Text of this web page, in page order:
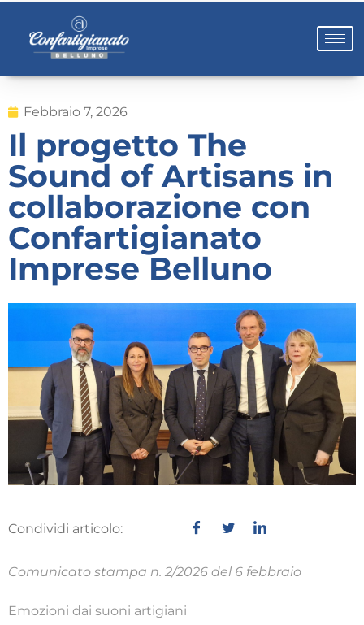
Febbraio 7, 2026
Il progetto The
Sound of Artisans in
collaborazione con
Confartigianato
Imprese Belluno
Condividi articolo:
Comunicato stampa n. 2/2026 del 6 febbraio
Emozioni dai suoni artigiani